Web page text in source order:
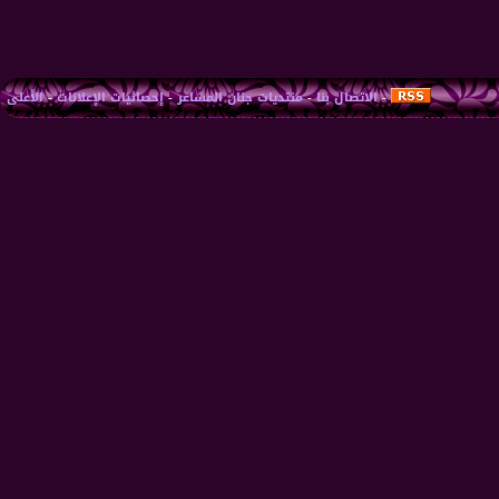
-الاتصال بنا-منتديات جنان المشاعر-إحصائيات الإعلانات-الأعلى